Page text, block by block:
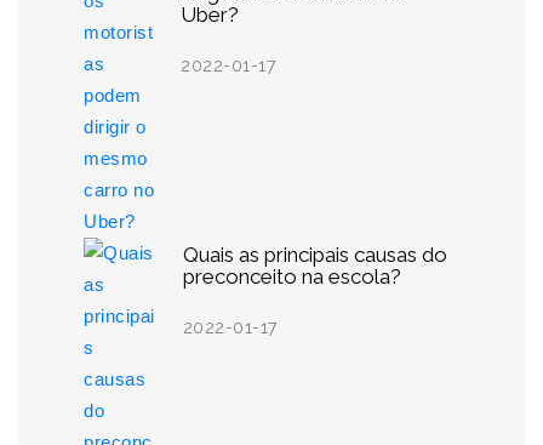
Uber?
2022-01-17
Quais as principais causas do
preconceito na escola?
2022-01-17